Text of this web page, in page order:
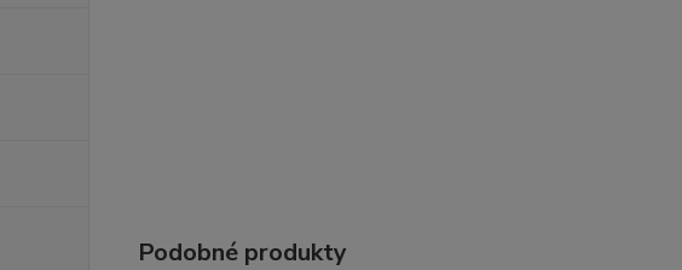
Podobné produkty